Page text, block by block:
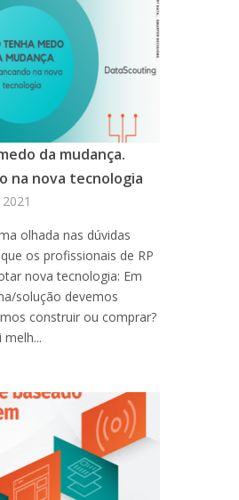
da mudança.
na nova tecnologia
olhada nas dúvidas
os profissionais de RP
nova tecnologia: Em
solução devemos
construir ou comprar?